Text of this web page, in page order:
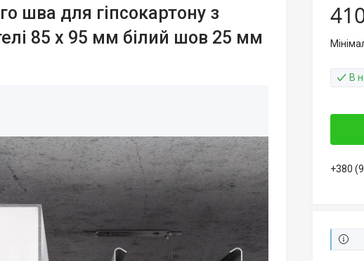
шва для гіпсокартону з
85 х 95 мм білий шов 25 мм
В
+380